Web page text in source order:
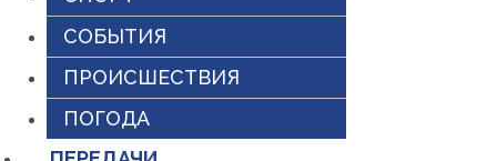
СОБЫТИЯ
ПРОИСШЕСТВИЯ
ПОГОДА